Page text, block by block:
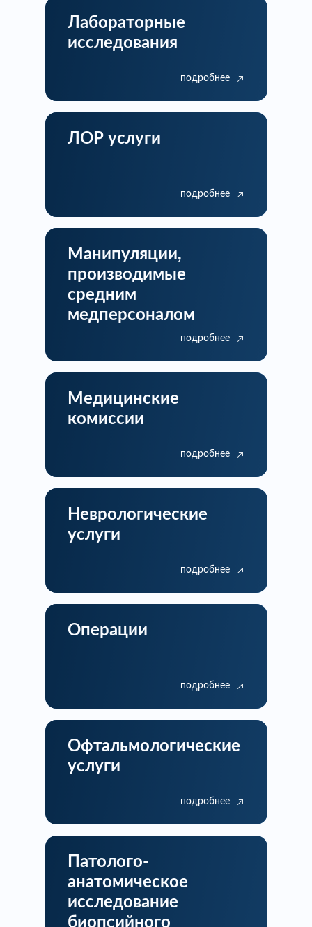
Лабораторные
исследования
подробнее
ЛОР услуги
подробнее
Манипуляции,
производимые
средним
медперсоналом
подробнее
Медицинские
комиссии
подробнее
Неврологические
услуги
подробнее
Операции
подробнее
Офтальмологические
услуги
подробнее
Патолого-
анатомическое
исследование
биопсийного